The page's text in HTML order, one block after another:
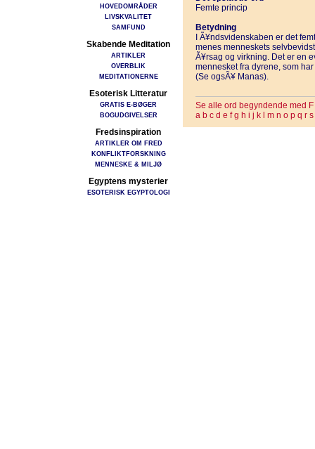
HOVEDOMRÅDER
LIVSKVALITET
SAMFUND
Skabende Meditation
ARTIKLER
OVERBLIK
MEDITATIONERNE
Esoterisk Litteratur
GRATIS E-BØGER
BOGUDGIVELSER
Fredsinspiration
ARTIKLER OM FRED
KONFLIKTFORSKNING
MENNESKE & MILJØ
Egyptens mysterier
ESOTERISK EGYPTOLOGI
Femte princip
Betydning
I Ã¥ndsvidenskaben er det
menes menneskets
Ã¥rsag og virkning. Det er en
mennesket fra dyrene, som
(Se ogsÃ¥ Manas).
Se alle ord begyndende med F
a b c d e f g h i j k m n o p q r s